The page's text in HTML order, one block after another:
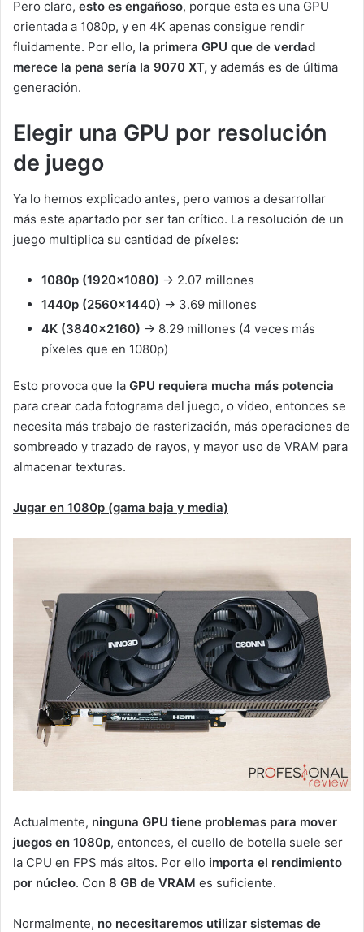
Pero claro, esto es engañoso, porque esta es una GPU
orientada a 1080p, y en 4K apenas consigue rendir
fluidamente. Por ello, la primera GPU que de verdad
merece la pena sería la 9070 XT, y además es de última
generación.
Elegir una GPU por resolución
de juego
Ya lo hemos explicado antes, pero vamos a desarrollar
más este apartado por ser tan crítico. La resolución de un
juego multiplica su cantidad de píxeles:
1080p (1920×1080) → 2.07 millones
1440p (2560×1440) → 3.69 millones
4K (3840×2160) → 8.29 millones (4 veces más
píxeles que en 1080p)
Esto provoca que la GPU requiera mucha más potencia
para crear cada fotograma del juego, o vídeo, entonces se
necesita más trabajo de rasterización, más operaciones de
sombreado y trazado de rayos, y mayor uso de VRAM para
almacenar texturas.
Jugar en 1080p (gama baja y media)
Actualmente, ninguna GPU tiene problemas para mover
juegos en 1080p, entonces, el cuello de botella suele ser
la CPU en FPS más altos. Por ello importa el rendimiento
por núcleo. Con 8 GB de VRAM es suficiente.
Normalmente, no necesitaremos utilizar sistemas de